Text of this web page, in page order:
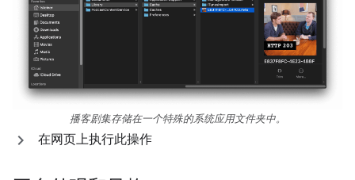
播客剧集存储在一个特殊的系统应用文件夹中。
在网页上执行此操作